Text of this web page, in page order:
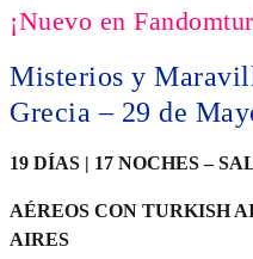
¡Nuevo en
Misterios y
Grecia – 29 de
19 DÍAS | 17 NOCHES –
AÉREOS CON TURKISH
AIRES